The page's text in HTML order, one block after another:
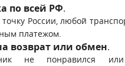
по всей РФ.
России, любой
платежом.
возврат или обмен.
не понравился